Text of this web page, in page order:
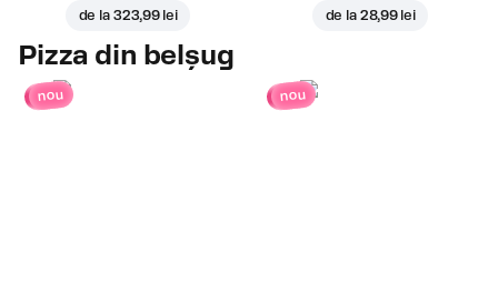
de la 323,99 lei de la 28,99 lei
Pizza din belșug
nou nou